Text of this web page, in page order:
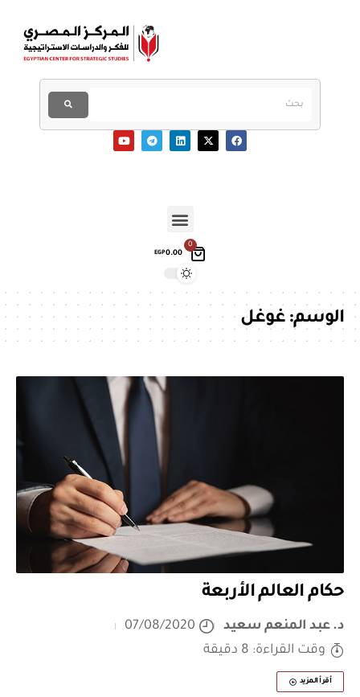
0
EGP0.00
الوسم:غوغل
حكام العالم الأربعة
د. عبد المنعم سعيد
07/08/2020
وقت القراءة: 8 دقيقة
أقرأ المزيد